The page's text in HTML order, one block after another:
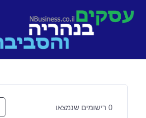
0 רישומים שנמצאו